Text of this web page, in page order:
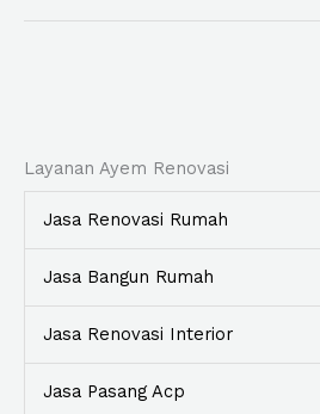
Layanan Ayem Renovasi
Jasa Renovasi Rumah
Jasa Bangun Rumah
Jasa Renovasi Interior
Jasa Pasang Acp